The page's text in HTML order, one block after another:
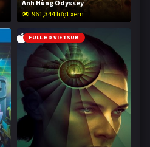
Anh Hùng Odyssey
961,344 lượt xem
FULL HD VIETSUB